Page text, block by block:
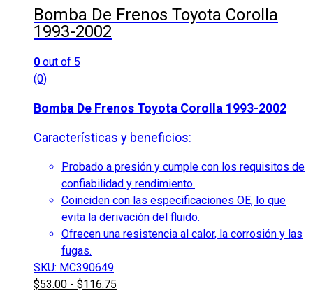
Bomba De Frenos Toyota Corolla
1993-2002
0 out of 5
(0)
Bomba De Frenos Toyota Corolla 1993-2002
Características y beneficios:
Probado a presión y cumple con los requisitos de
confiabilidad y rendimiento.
Coinciden con las especificaciones OE, lo que
evita la derivación del fluido.
Ofrecen una resistencia al calor, la corrosión y las
fugas.
SKU: MC390649
$53.00 - $116.75